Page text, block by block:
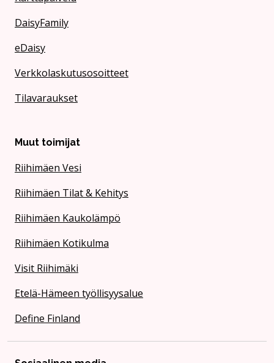
DaisyFamily
eDaisy
Verkkolaskutusosoitteet
Tilavaraukset
Muut toimijat
Riihimäen Vesi
Riihimäen Tilat & Kehitys
Riihimäen Kaukolämpö
Riihimäen Kotikulma
Visit Riihimäki
Etelä-Hämeen työllisyysalue
Define Finland